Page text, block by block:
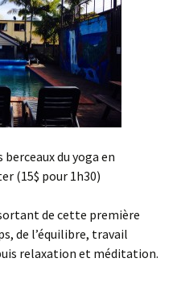
du yoga en
(15$ pour 1h30)
de cette première
de l’équilibre, travail
relaxation et méditation.